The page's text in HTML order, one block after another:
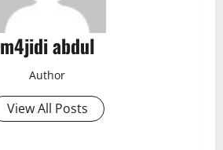
m4jidi abdul
Author
View All Posts